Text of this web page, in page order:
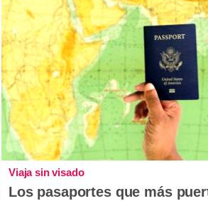
Viaja sin visado
Los pasaportes que más